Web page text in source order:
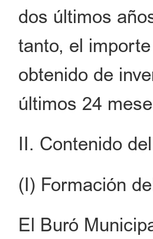
dos últimos
tanto, el
obtenido de
últimos 24
II. Contenido
(I) Formación
El Buró